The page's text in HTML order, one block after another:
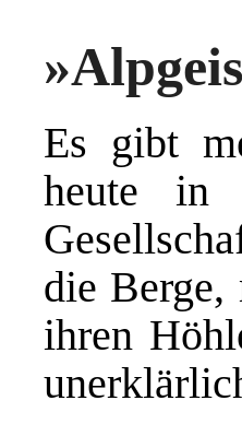
Es gibt
heute in
die
ihren